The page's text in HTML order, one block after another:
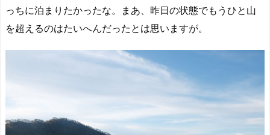
っちに泊まりたかったな。まあ、昨日の状態でもうひと山
を超えるのはたいへんだったとは思いますが。